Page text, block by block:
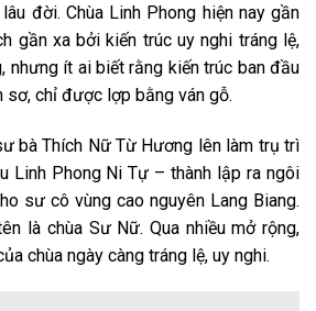
đời. Chùa Linh Phong hiện nay gần
gần xa bởi kiến trúc uy nghi tráng lệ,
nhưng ít ai biết rằng kiến trúc ban đầu
sơ, chỉ được lợp bằng ván gỗ.
bà Thích Nữ Từ Hương lên làm trụ trì
Linh Phong Ni Tự – thành lập ra ngôi
sư cô vùng cao nguyên Lang Biang.
là chùa Sư Nữ. Qua nhiều mở rộng,
chùa ngày càng tráng lệ, uy nghi.